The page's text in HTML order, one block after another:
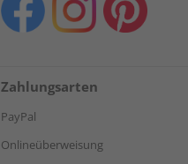
Zahlungsarten
PayPal
Onlineüberweisung